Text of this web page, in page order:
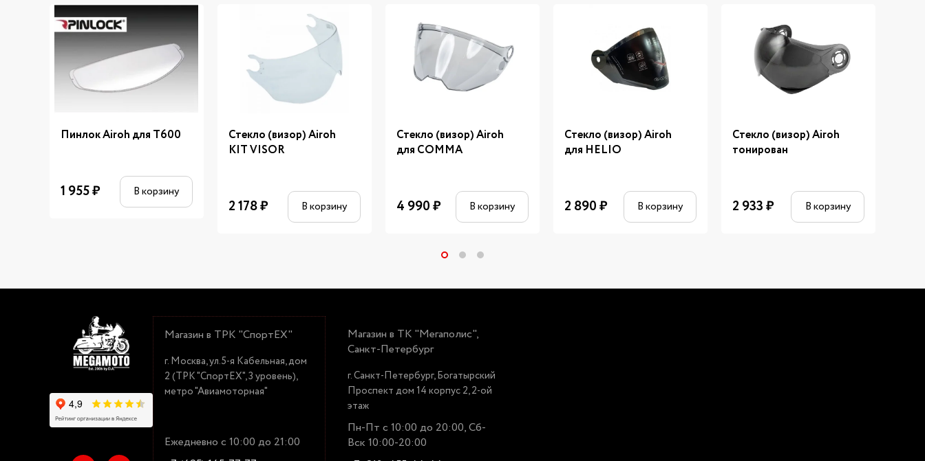
Пинлок Airoh для T600
1 955₽ В корзину
Стекло (визор) Airoh
KIT VISOR
2 178₽ В корзину
Стекло (визор) Airoh
для COMMA
4 990₽ В корзину
Стекло (визор) Airoh
для HELIO
2 890₽ В корзину
Стекло (визор) Airoh
тонирован
2 933₽ В корзину
Магазин в ТРК "СпортЕХ"
г. Москва, ул.5-я Кабельная, дом
2 (ТРК "СпортЕХ", 3 уровень),
метро "Авиамоторная"
Ежедневно с 10:00 до 21:00
Магазин в ТК "Мегаполис",
Санкт-Петербург
г. Санкт-Петербург, Богатырский
Проспект дом 14 корпус 2, 2-ой
этаж
Пн-Пт с 10:00 до 20:00, Сб-
Вск 10:00-20:00